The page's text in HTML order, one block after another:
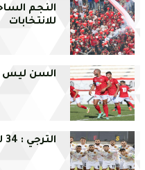
النجم
للانتخابات
السن ليس
الترجي : 34 لاعبا في القائمة الافريقية